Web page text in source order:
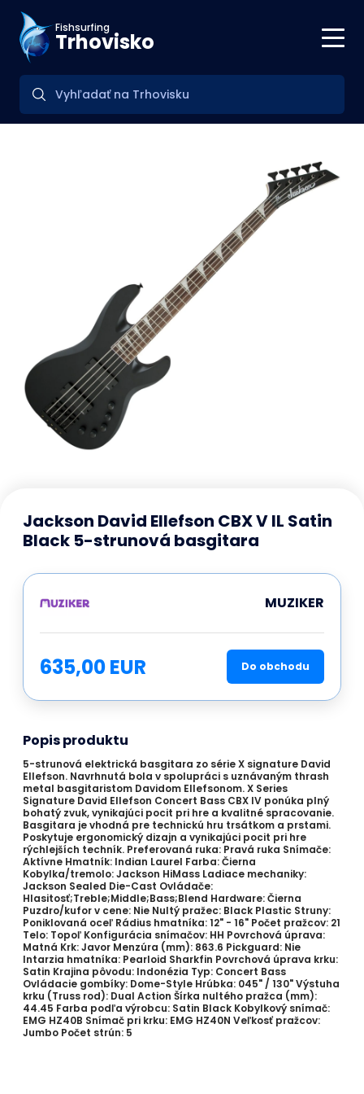
Fishsurfing
Trhovisko
Jackson David Ellefson CBX V IL Satin
Black 5-strunová basgitara
MUZIKER
635,00 EUR Do obchodu
Popis produktu
5-strunová elektrická basgitara zo série X signature David
Ellefson. Navrhnutá bola v spolupráci s uznávaným thrash
metal basgitaristom Davidom Ellefsonom. X Series
Signature David Ellefson Concert Bass CBX IV ponúka plný
bohatý zvuk, vynikajúci pocit pri hre a kvalitné spracovanie.
Basgitara je vhodná pre technickú hru trsátkom a prstami.
Poskytuje ergonomický dizajn a vynikajúci pocit pri hre
rýchlejších techník. Preferovaná ruka: Pravá ruka Snímače:
Aktívne Hmatník: Indian Laurel Farba: Čierna
Kobylka/tremolo: Jackson HiMass Ladiace mechaniky:
Jackson Sealed Die-Cast Ovládače:
Hlasitosť;Treble;Middle;Bass;Blend Hardware: Čierna
Puzdro/kufor v cene: Nie Nultý pražec: Black Plastic Struny:
Poniklovaná oceľ Rádius hmatníka: 12" - 16" Počet pražcov: 21
Telo: Topoľ Konfigurácia snímačov: HH Povrchová úprava:
Matná Krk: Javor Menzúra (mm): 863.6 Pickguard: Nie
Intarzia hmatníka: Pearloid Sharkfin Povrchová úprava krku:
Satin Krajina pôvodu: Indonézia Typ: Concert Bass
Ovládacie gombíky: Dome-Style Hrúbka: 045" / 130" Výstuha
krku (Truss rod): Dual Action Šírka nultého pražca (mm):
44.45 Farba podľa výrobcu: Satin Black Kobylkový snímač:
EMG HZ40B Snímač pri krku: EMG HZ40N Veľkosť pražcov:
Jumbo Počet strún: 5